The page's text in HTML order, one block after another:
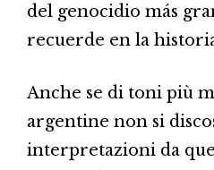
del genocidio más
recuerde en la
Anche se di toni più
argentine non si
interpretazioni da